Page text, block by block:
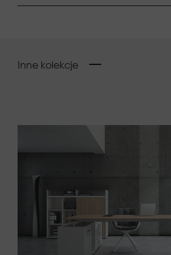
Inne kolekcje